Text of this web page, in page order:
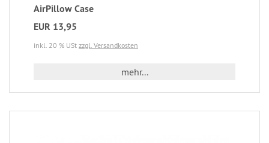
AirPillow Case
EUR 13,95
inkl. 20 % USt zzgl. Versandkosten
mehr...